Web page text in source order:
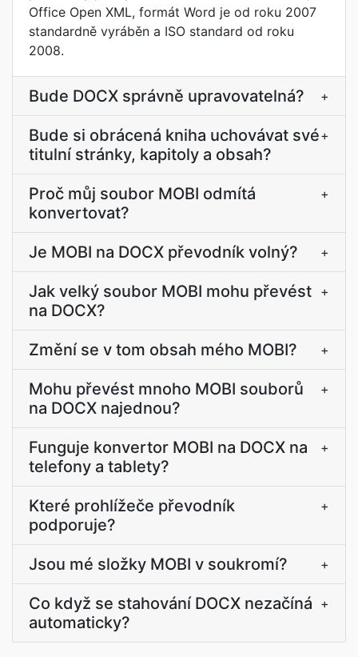
Office Open XML, formát Word je od roku 2007
standardně vyráběn a ISO standard od roku
2008.
Bude DOCX správně upravovatelná? +
Bude si obrácená kniha uchovávat své
titulní stránky, kapitoly a obsah?
+
Proč můj soubor MOBI odmítá
konvertovat?
+
Je MOBI na DOCX převodník volný? +
Jak velký soubor MOBI mohu převést
na DOCX?
+
Změní se v tom obsah mého MOBI? +
Mohu převést mnoho MOBI souborů
na DOCX najednou?
+
Funguje konvertor MOBI na DOCX na
telefony a tablety?
+
Které prohlížeče převodník
podporuje?
+
Jsou mé složky MOBI v soukromí? +
Co když se stahování DOCX nezačíná
automaticky?
+